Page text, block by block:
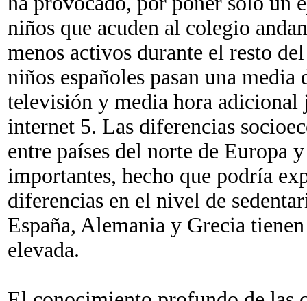
niños que acuden al colegio
menos activos durante el resto
niños españoles pasan una
televisión y media hora adicional
internet 5. Las diferencias
entre países del norte de Europa
importantes, hecho que podría
diferencias en el nivel de
España, Alemania y Grecia
elevada.